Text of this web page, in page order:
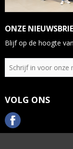
ONZE
Blijf op de hoogte
VOLG ONS